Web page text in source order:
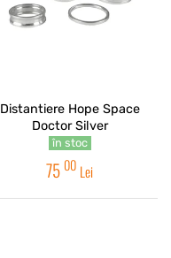
Distantiere Hope Space
Doctor Silver
în stoc
75 00 Lei